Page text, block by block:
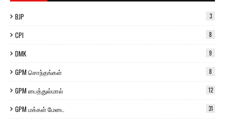
BJP 3
CPI 8
DMK 9
GPM சொந்தங்கள் 8
GPM பைத்துல்மால் 12
GPM மக்கள் மேடை 31